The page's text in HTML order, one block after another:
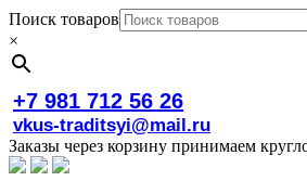
Поиск товаров
×
+7 981 712 56 26
vkus-traditsyi@mail.ru
Заказы через корзину принимаем